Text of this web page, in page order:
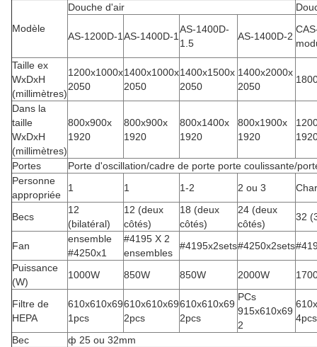
Modèle
Douche d'air
AS-1200D-1 AS-1400D-1
AS-1400D-
1.5
AS-1400D-2
Taille ex
WxDxH
(millimètres)
1200x1000x
2050
1400x1000x
2050
1400x1500x
2050
1400x2000x
2050
Dans la
taille
WxDxH
(millimètres)
800x900x
1920
800x900x
1920
800x1400x
1920
800x1900x
1920
Portes
Porte d'oscillation/cadre de porte porte coulissante/
Personne
appropriée
1 1 1-2 2 ou 3
Becs
12
(bilatéral)
12 (deux
côtés)
18 (deux
côtés)
24 (deux
côtés)
32
Fan
ensemble
#4250x1
#4195 X 2
ensembles
#4195x2sets#4250x2sets
Puissance
(W)
1000W 850W 850W 2000W
Filtre de
HEPA
610x610x69
1pcs
610x610x69
2pcs
610x610x69
2pcs
PCs
915x610x69
2
4pcs
Bec
ф 25 ou 32mm